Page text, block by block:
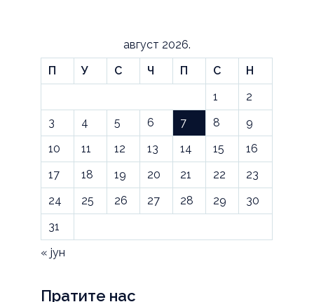
август 2026.
П
У С Ч П С
Н
1
2
3
4 5 6 7 8
9
10
11 12 13 14 15
16
17
18 19 20 21 22
23
24
25 26 27 28 29
30
31
« јун
Пратите нас